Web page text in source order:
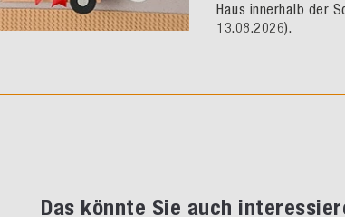
Haus innerhalb der
13.08.2026).
Das könnte Sie auch